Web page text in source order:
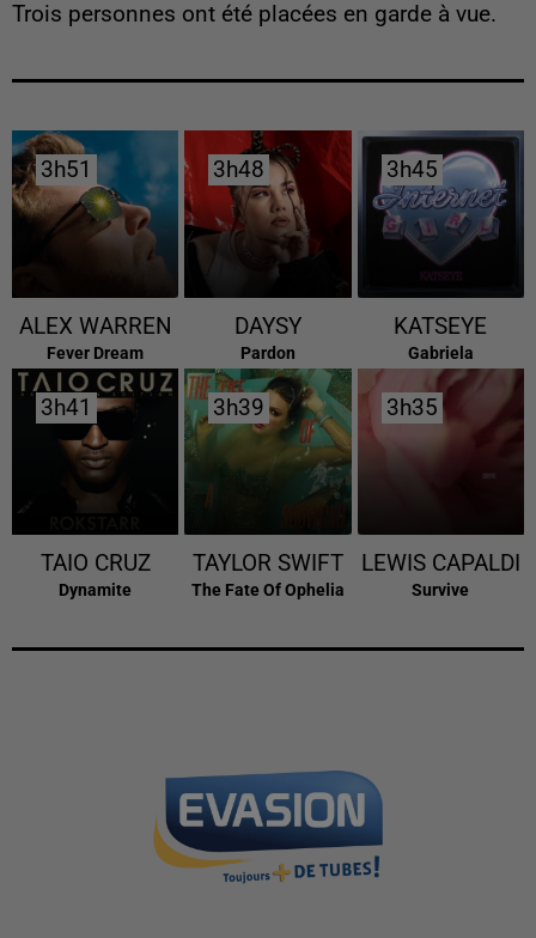
Trois personnes ont été placées en garde à vue.
3h51
3h51
ALEX WARREN
Fever Dream
3h48
3h48
DAYSY
Pardon
3h45
3h45
KATSEYE
Gabriela
3h41
3h41
TAIO CRUZ
Dynamite
3h39
3h39
TAYLOR SWIFT
The Fate Of Ophelia
3h35
3h35
LEWIS CAPALDI
Survive